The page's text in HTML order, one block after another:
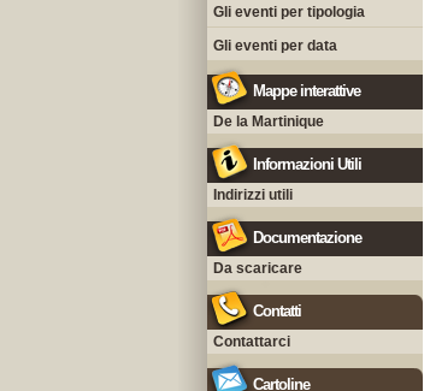
Gli eventi per tipologia
Gli eventi per data
Mappe interattive
De la Martinique
Informazioni Utili
Indirizzi utili
Documentazione
Da scaricare
Contatti
Contattarci
Cartoline